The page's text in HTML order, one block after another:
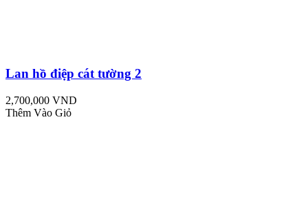
Lan hồ điệp cát tường 2
2,700,000 VND
Thêm Vào Giỏ